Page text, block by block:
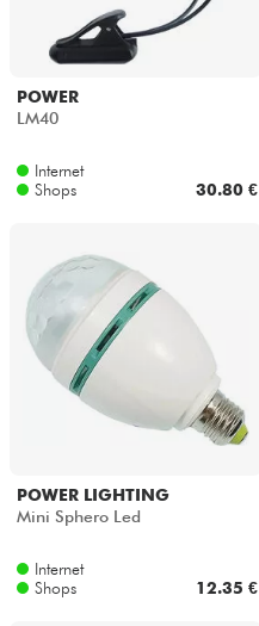
Kopfhörer
Licht
Drums
Blasinstrumente
Kinder
Kabel & Zubehöre
POWER
LM40
Internet
Shops
30.80 €
POWER LIGHTING
Mini Sphero Led
Internet
Shops
12.35 €